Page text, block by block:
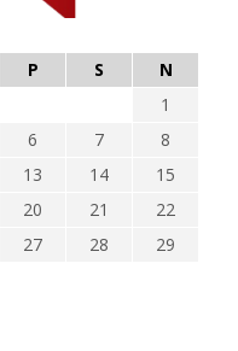
P S
N
1
6 7
8
13 14
15
20 21
22
27 28
29